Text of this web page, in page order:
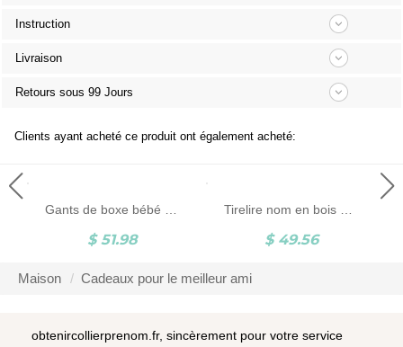
Instruction
Livraison
Retours sous 99 Jours
Clients ayant acheté ce produit ont également acheté:
$ 51.98 $ 49.56
Maison Cadeaux pour le meilleur ami
obtenircollierprenom.fr, sincèrement pour votre service